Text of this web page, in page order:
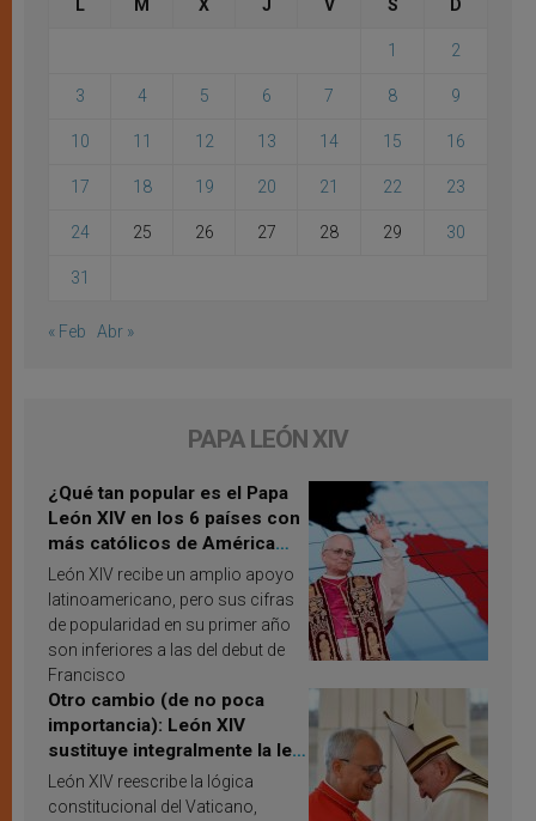
L M X J V S D
1 2
3 4 5 6 7 8 9
10 11 12 13 14 15 16
17 18 19 20 21 22 23
24 25 26 27 28 29 30
31
« Feb Abr »
PAPA LEÓN XIV
¿Qué tan popular es el Papa
León XIV en los 6 países con
más católicos de América
Latina en 2026? Publican
resultados de investigación
León XIV recibe un amplio apoyo
latinoamericano, pero sus cifras
de popularidad en su primer año
son inferiores a las del debut de
Francisco
Otro cambio (de no poca
importancia): León XIV
sustituye integralmente la ley
vaticana de Papa Francisco
León XIV reescribe la lógica
constitucional del Vaticano,